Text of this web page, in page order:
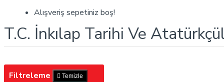
Alışveriş sepetiniz boş!
T.C. İnkılap Tarihi Ve
Filtreleme Temizle